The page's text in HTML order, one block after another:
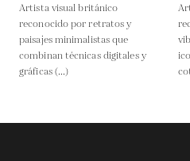
Artista visual británico
reconocido por retratos y
paisajes minimalistas que
combinan técnicas digitales y
gráficas (...)